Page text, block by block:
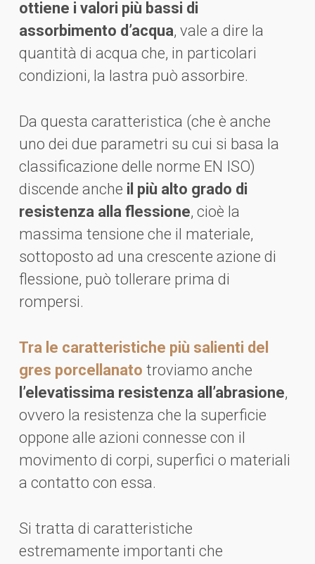
ottiene i valori più bassi di
assorbimento d’acqua, vale a dire la
quantità di acqua che, in particolari
condizioni, la lastra può assorbire.
Da questa caratteristica (che è anche
uno dei due parametri su cui si basa la
classificazione delle norme EN ISO)
discende anche il più alto grado di
resistenza alla flessione, cioè la
massima tensione che il materiale,
sottoposto ad una crescente azione di
flessione, può tollerare prima di
rompersi.
Tra le caratteristiche più salienti del
gres porcellanato troviamo anche
l’elevatissima resistenza all’abrasione,
ovvero la resistenza che la superficie
oppone alle azioni connesse con il
movimento di corpi, superfici o materiali
a contatto con essa.
Si tratta di caratteristiche
estremamente importanti che